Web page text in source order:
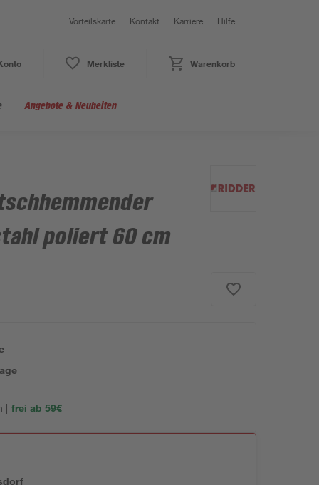
Vorteilskarte Kontakt Karriere Hilfe
Merkliste Warenkorb
Angebote & Neuheiten
poliert 60 cm
| frei ab 59€